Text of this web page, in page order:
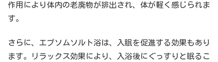
作用により体内の老廃物が排出され、体が軽く感じられま
す。
さらに、エプソムソルト浴は、入眠を促進する効果もあり
ます。リラックス効果により、入浴後にぐっすりと眠るこ